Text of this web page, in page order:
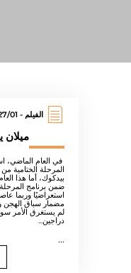
الفيلم - 27/01 - 18:06 [GMT + 3]
ميلان
في العام الماضي،
المرحلة الختامية
بيدكوك، أما هذا
ضمن برنامج
لم يستغرق الأمر
دراجين...
...